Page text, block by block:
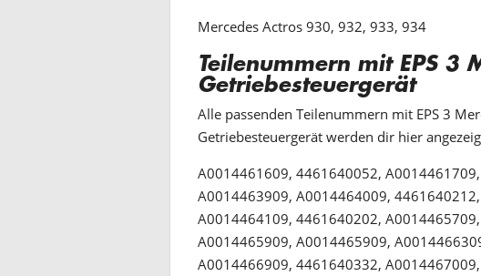
Mercedes Actros 930, 932, 933, 934
Teilenummern mit EPS 3
Getriebesteuergerät
Alle passenden Teilenummern mit EPS 3
Getriebesteuergerät werden dir hier
A0014461609, 4461640052,
A0014463909, A0014464009, 4461640212,
A0014464109, 4461640202,
A0014465909, A0014465909,
A0014466909, 4461640332,